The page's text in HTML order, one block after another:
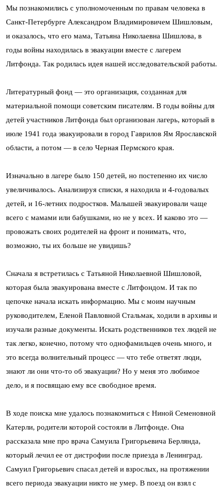
Мы познакомились с уполномоченным по правам человека в
Санкт-Петербурге Александром Владимировичем Шишловым,
и оказалось, что его мама, Татьяна Николаевна Шишлова, в
годы войны находилась в эвакуации вместе с лагерем
Литфонда. Так родилась идея нашей исследовательской работы.
Литературный фонд — это организация, созданная для
материальной помощи советским писателям. В годы войны для
детей участников Литфонда был организован лагерь, который в
июле 1941 года эвакуировали в город Гаврилов Ям Ярославской
области, а потом — в село Черная Пермского края.
Изначально в лагере было 150 детей, но постепенно их число
увеличивалось. Анализируя списки, я находила и 4-годовалых
детей, и 16-летних подростков. Малышей эвакуировали чаще
всего с мамами или бабушками, но не у всех. И каково это —
провожать своих родителей на фронт и понимать, что,
возможно, ты их больше не увидишь?
Сначала я встретилась с Татьяной Николаевной Шишловой,
которая была эвакуирована вместе с Литфондом. И так по
цепочке начала искать информацию. Мы с моим научным
руководителем, Еленой Павловной Стальмак, ходили в архивы и
изучали разные документы. Искать родственников тех людей не
так легко, конечно, потому что однофамильцев очень много, и
это всегда волнительный процесс — что тебе ответят люди,
знают ли они что-то об эвакуации? Но у меня это любимое
дело, и я посвящаю ему все свободное время.
В ходе поиска мне удалось познакомиться с Ниной Семеновной
Катерли, родители которой состояли в Литфонде. Она
рассказала мне про врача Самуила Григорьевича Берлянда,
который лечил ее от дистрофии после приезда в Ленинград.
Самуил Григорьевич спасал детей и взрослых, на протяжении
всего периода эвакуации никто не умер. В поезд он взял с